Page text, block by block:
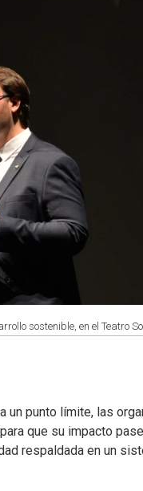
sostenible, en el Teatro
un punto límite, las
que su impacto
respaldada en un